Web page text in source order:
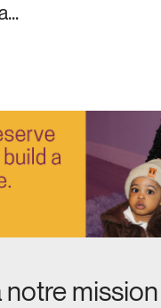
notre mission